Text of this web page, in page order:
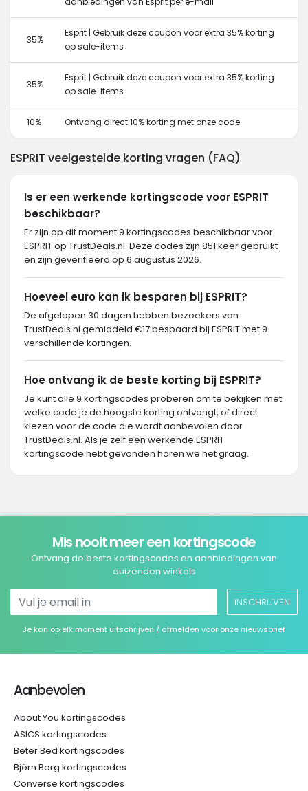
35%
Esprit | Gebruik deze coupon voor extra 35% korting
op sale-items
35%
Esprit | Gebruik deze coupon voor extra 35% korting
op sale-items
10% Ontvang direct 10% korting met onze code
ESPRIT veelgestelde korting vragen (FAQ)
Is er een werkende kortingscode voor ESPRIT
beschikbaar?
Er zijn op dit moment 9 kortingscodes beschikbaar voor
ESPRIT op TrustDeals.nl. Deze codes zijn 851 keer gebruikt
en zijn geverifieerd op 6 augustus 2026.
Hoeveel euro kan ik besparen bij ESPRIT?
De afgelopen 30 dagen hebben bezoekers van
TrustDeals.nl gemiddeld €17 bespaard bij ESPRIT met 9
verschillende kortingen.
Hoe ontvang ik de beste korting bij ESPRIT?
Je kunt alle 9 kortingscodes proberen om te bekijken met
welke code je de hoogste korting ontvangt, of direct
kiezen voor de code die wordt aanbevolen door
TrustDeals.nl. Als je zelf een werkende ESPRIT
kortingscode hebt gevonden horen we het graag.
Mis nooit meer een kortingscode
Ontvang de beste kortingscodes en aanbiedingen van
duizenden winkels
INSCHRIJVEN
Je kan op elk moment uitschrijven / afmelden voor onze nieuwsbrief
Aanbevolen
About You kortingscodes
ASICS kortingscodes
Beter Bed kortingscodes
Björn Borg kortingscodes
Converse kortingscodes